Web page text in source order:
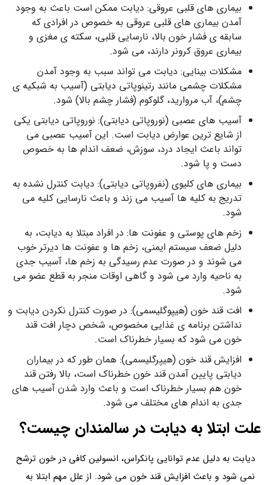
بیماری های قلبی عروقی: دیابت ممکن است باعث به وجود
آمدن بیماری های قلبی عروقی به خصوص در افرادی که
سابقه ی فشار خون بالا، نارسایی قلبی، سکته ی مغزی و
بیماری عروق کرونر دارند، می شود.
مشکلات بینایی: دیابت می تواند سبب به وجود آمدن
مشکلات چشمی مانند رتینوپاتی دیابتی (آسیب به شبکیه ی
چشم)، آب مروارید، گلوکوم (فشار چشم بالا) شود.
آسیب های عصبی (نوروپاتی دیابتی): نوروپاتی دیابتی یکی
از شایع ترین عوارض دیابت است. این آسیب عصبی می
تواند باعث ایجاد درد، سوزش، ضعف اندام ها به خصوص
دست و پا شود.
بیماری های کلیوی (نفروپاتی دیابتی): دیابت کنترل نشده به
تدریج به کلیه ها آسیب می زند و باعث نارسایی کلیه می
شود.
زخم های پوستی و عفونت ها: در افراد مبتلا به دیابت، به
دلیل ضعف سیستم ایمنی، زخم ها و عفونت ها دیرتر خوب
می شوند و در صورت عدم رسیدگی به زخم ها، آسیب جدی
به ناحیه وارد می شود و گاهی اوقات منجر به قطع عضو می
شود.
افت قند خون (هیپوگلیسمی): در صورت کنترل نکردن دیابت و
نداشتن برنامه ی غذایی مخصوص، شخص دچار افت قند
خون می شود که بسیار خطرناک است.
افزایش قند خون (هیپرگلیسمی): همان طور که در بیماران
دیابتی پایین آمدن قند خون خطرناک است، بالا رفتن قند
خون هم بسیار خطرناک است و باعث وارد شدن آسیب های
جدی به اندام های مختلف می شود.
علت ابتلا به دیابت در سالمندان چیست؟
دیابت به دلیل عدم توانایی پانکراس، انسولین کافی در خون ترشح
نمی شود و باعث افزایش قند خون می شود. از علل مهم ابتلا به